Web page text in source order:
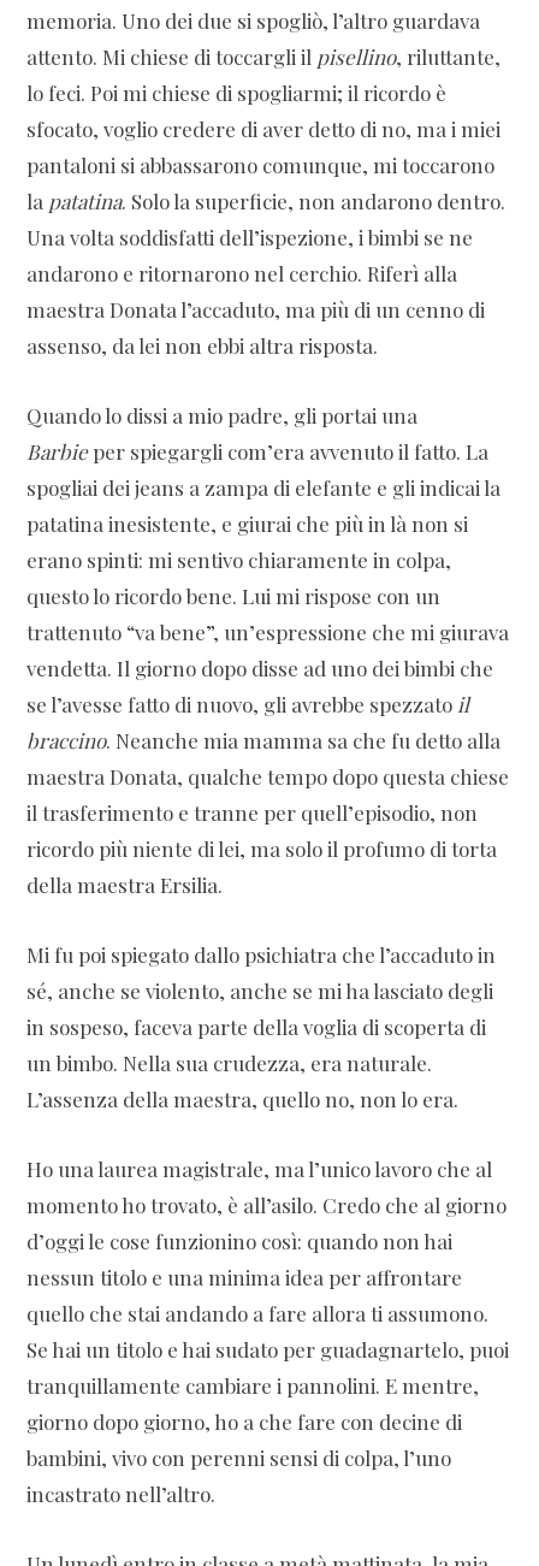
memoria. Uno dei due si spogliò, l’altro guardava
attento. Mi chiese di toccargli il pisellino, riluttante,
lo feci. Poi mi chiese di spogliarmi; il ricordo è
sfocato, voglio credere di aver detto di no, ma i miei
pantaloni si abbassarono comunque, mi toccarono
la patatina. Solo la superficie, non andarono dentro.
Una volta soddisfatti dell’ispezione, i bimbi se ne
andarono e ritornarono nel cerchio. Riferì alla
maestra Donata l’accaduto, ma più di un cenno di
assenso, da lei non ebbi altra risposta.
Quando lo dissi a mio padre, gli portai una
Barbieper spiegargli com’era avvenuto il fatto. La
spogliai dei jeans a zampa di elefante e gli indicai la
patatina inesistente, e giurai che più in là non si
erano spinti: mi sentivo chiaramente in colpa,
questo lo ricordo bene. Lui mi rispose con un
trattenuto “va bene”, un’espressione che mi giurava
vendetta. Il giorno dopo disse ad uno dei bimbi che
se l’avesse fatto di nuovo, gli avrebbe spezzato il
braccino. Neanche mia mamma sa che fu detto alla
maestra Donata, qualche tempo dopo questa chiese
il trasferimento e tranne per quell’episodio, non
ricordo più niente di lei, ma solo il profumo di torta
della maestra Ersilia.
Mi fu poi spiegato dallo psichiatra che l’accaduto in
sé, anche se violento, anche se mi ha lasciato degli
in sospeso, faceva parte della voglia di scoperta di
un bimbo. Nella sua crudezza, era naturale.
L’assenza della maestra, quello no, non lo era.
Ho una laurea magistrale, ma l’unico lavoro che al
momento ho trovato, è all’asilo. Credo che al giorno
d’oggi le cose funzionino così: quando non hai
nessun titolo e una minima idea per affrontare
quello che stai andando a fare allora ti assumono.
Se hai un titolo e hai sudato per guadagnartelo, puoi
tranquillamente cambiare i pannolini. E mentre,
giorno dopo giorno, ho a che fare con decine di
bambini, vivo con perenni sensi di colpa, l’uno
incastrato nell’altro.